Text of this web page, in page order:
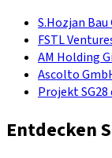
S.Hozjan Bau
FSTL
AM Holding
Ascolto
Projekt SG28
Entdecken